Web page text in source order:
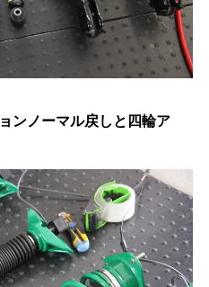
ンノーマル戻しと四輪ア